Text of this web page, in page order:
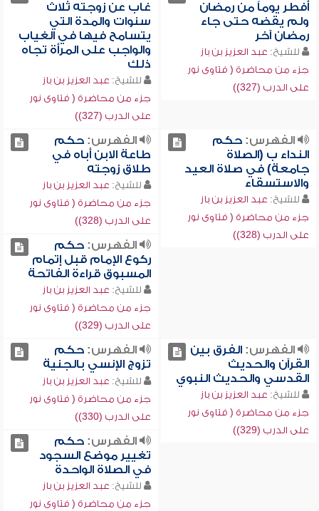
أفطر يوماً من رمضان
ولم يقضه حتى جاء
رمضان آخر
للشيخ: عبد العزيز بن باز
جزء من محاضرة ( فتاوى نور
على الدرب (327))
غاب عن زوجته ثلاث
سنوات والمدة التي
يتسامح فيها في الغياب
والواجب على المرأة تجاه
ذلك
للشيخ: عبد العزيز بن باز
جزء من محاضرة ( فتاوى نور
على الدرب (327))
الفهرس:حكم
النداء ب (الصلاة
جامعة) في صلاة العيد
والاستسقاء
للشيخ: عبد العزيز بن باز
جزء من محاضرة ( فتاوى نور
على الدرب (328))
الفهرس:حكم
طاعة الابن أباه في
طلاق زوجته
للشيخ: عبد العزيز بن باز
جزء من محاضرة ( فتاوى نور
على الدرب (328))
الفهرس:حكم
ركوع الإمام قبل إتمام
المسبوق قراءة الفاتحة
للشيخ: عبد العزيز بن باز
جزء من محاضرة ( فتاوى نور
على الدرب (329))
الفهرس:الفرق بين
القرآن والحديث
القدسي والحديث النبوي
للشيخ: عبد العزيز بن باز
جزء من محاضرة ( فتاوى نور
على الدرب (329))
الفهرس:حكم
تزوج الإنسي بالجنية
للشيخ: عبد العزيز بن باز
جزء من محاضرة ( فتاوى نور
على الدرب (330))
الفهرس:حكم
تغيير موضع السجود
في الصلاة الواحدة
للشيخ: عبد العزيز بن باز
جزء من محاضرة ( فتاوى نور